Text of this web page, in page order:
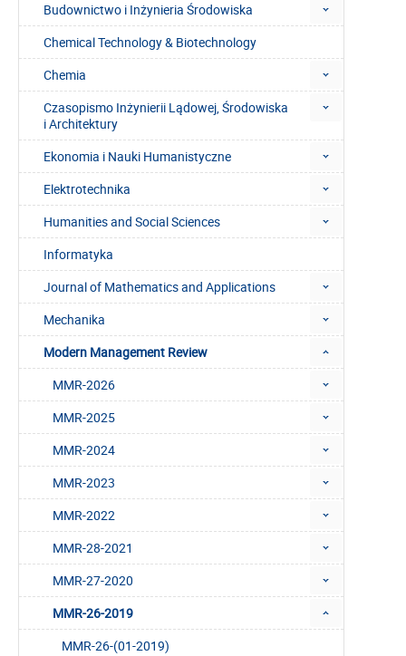
Budownictwo i Inżynieria Środowiska
Chemical Technology & Biotechnology
Chemia
Czasopismo Inżynierii Lądowej, Środowiska
i Architektury
Ekonomia i Nauki Humanistyczne
Elektrotechnika
Humanities and Social Sciences
Informatyka
Journal of Mathematics and Applications
Mechanika
Modern Management Review
MMR-2026
MMR-2025
MMR-2024
MMR-2023
MMR-2022
MMR-28-2021
MMR-27-2020
MMR-26-2019
MMR-26-(01-2019)